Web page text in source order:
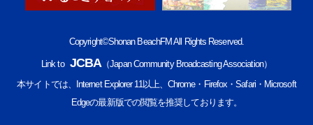
Copyright©Shonan BeachFM All Rights Reserved.
Link to JCBA（Japan Community Broadcasting Association）
本サイトでは、Internet Explorer 11以上、Chrome・Firefox・Safari・Microsoft
Edgeの最新版での閲覧を推奨しております。